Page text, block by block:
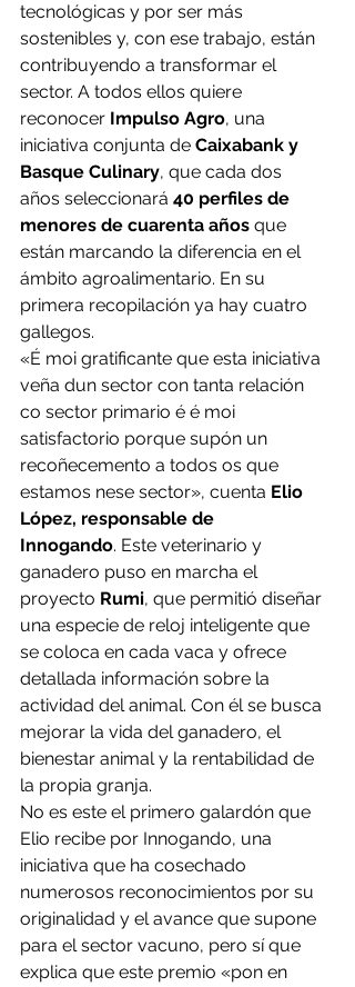
tecnológicas y por ser más
sostenibles y, con ese trabajo, están
contribuyendo a transformar el
sector. A todos ellos quiere
reconocer Impulso Agro, una
iniciativa conjunta de Caixabank y
Basque Culinary, que cada dos
años seleccionará 40 perfiles de
menores de cuarenta años que
están marcando la diferencia en el
ámbito agroalimentario. En su
primera recopilación ya hay cuatro
gallegos.
«É moi gratificante que esta iniciativa
veña dun sector con tanta relación
co sector primario é é moi
satisfactorio porque supón un
recoñecemento a todos os que
estamos nese sector», cuenta Elio
López, responsable de
Innogando. Este veterinario y
ganadero puso en marcha el
proyecto Rumi, que permitió diseñar
una especie de reloj inteligente que
se coloca en cada vaca y ofrece
detallada información sobre la
actividad del animal. Con él se busca
mejorar la vida del ganadero, el
bienestar animal y la rentabilidad de
la propia granja.
No es este el primero galardón que
Elio recibe por Innogando, una
iniciativa que ha cosechado
numerosos reconocimientos por su
originalidad y el avance que supone
para el sector vacuno, pero sí que
explica que este premio «pon en